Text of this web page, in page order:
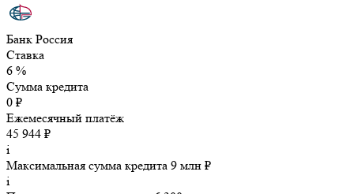
Банк Россия
Ставка
6 %
Сумма кредита
0 ₽
Ежемесячный платёж
45 944 ₽
i
Максимальная сумма кредита 9 млн ₽
i